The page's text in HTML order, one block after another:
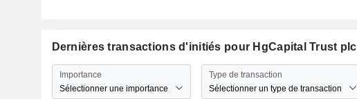
Dernières transactions d'initiés pour HgCapital Trust plc
Importance
Sélectionner une importance
Type de transaction
Sélectionner un type de transaction